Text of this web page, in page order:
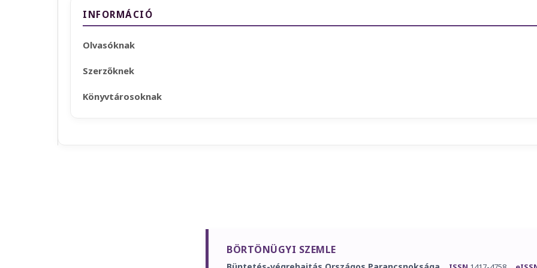
INFORMÁCIÓ
Olvasóknak
Szerzőknek
Könyvtárosoknak
BÖRTÖNÜGYI SZEMLE